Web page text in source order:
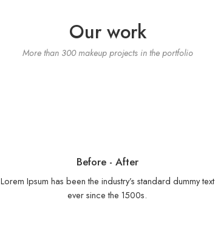
Our work
More than 300 makeup projects in the portfolio
Before - After
Lorem Ipsum has been the industry’s standard dummy text
ever since the 1500s.